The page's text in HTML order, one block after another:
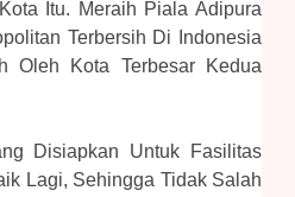
Itu. Meraih Piala Adipura
Terbersih Di Indonesia
Oleh Kota Terbesar Kedua
Disiapkan Untuk Fasilitas
Lagi, Sehingga Tidak Salah